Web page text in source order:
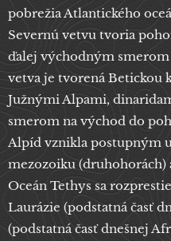
pobrežia Atlantického
Severnú vetvu tvoria
ďalej východným smerom
vetva je tvorená Betickou
Južnými Alpami,
smerom na východ do
Alpíd vznikla postupným
mezozoiku
Oceán Tethys sa
Laurázie (podstatná časť
(podstatná časť dnešnej